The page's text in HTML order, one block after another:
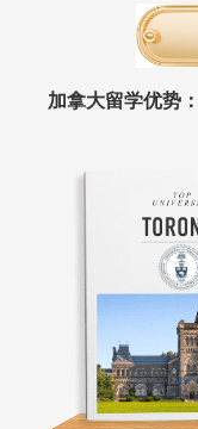
加拿大留学优势